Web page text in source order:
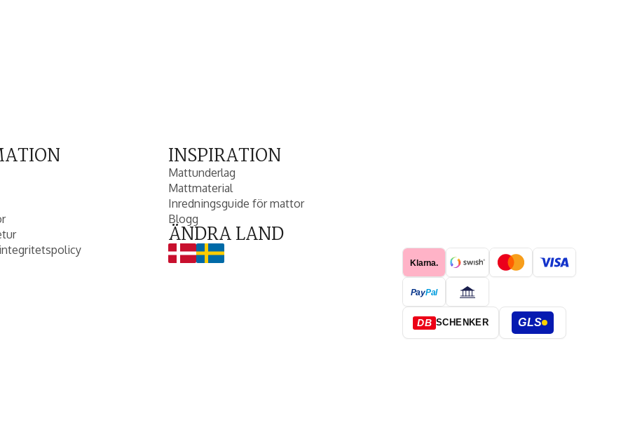
INSPIRATION
Mattunderlag
Mattmaterial
Inredningsguide för mattor
Blogg
ÄNDRA LAND
Klarna.
PayPal
DB SCHENKER GLS